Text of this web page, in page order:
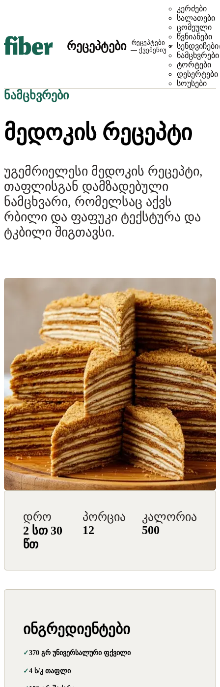
რეცეპტები
რეცეპტები
— ქვემენიუ
კერძები
სალათები
ცომეული
წვნიანები
სენდვიჩები
ნამცხვრები
ტორტები
დესერტები
სოუსები
ნამცხვრები
ᲛᲔᲓᲝᲙᲘᲡ ᲠᲔᲪᲔᲞᲢᲘ
უგემრიელესი მედოკის რეცეპტი,
თაფლისგან დამზადებული
ნამცხვარი, რომელსაც აქვს
რბილი და ფაფუკი ტექსტურა და
ტკბილი შიგთავსი.
დრო
2 სთ 30
წთ
პორცია
12
კალორია
500
ინგრედიენტები
370 გრ უნივერსალური ფქვილი
4 ს/კ თაფლი